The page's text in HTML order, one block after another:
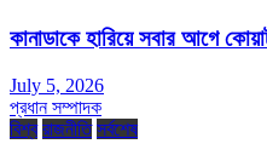
কানাডাকে হারিয়ে সবার আগে
July 5, 2026
প্রধান সম্পাদক
বিশ্ব রাজনীতি সর্বশেষ